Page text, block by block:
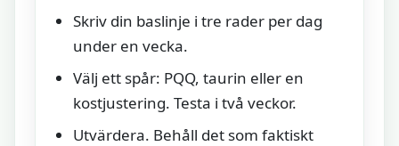
Skriv din baslinje i tre rader per dag
under en vecka.
Välj ett spår: PQQ, taurin eller en
kostjustering. Testa i två veckor.
Utvärdera. Behåll det som faktiskt